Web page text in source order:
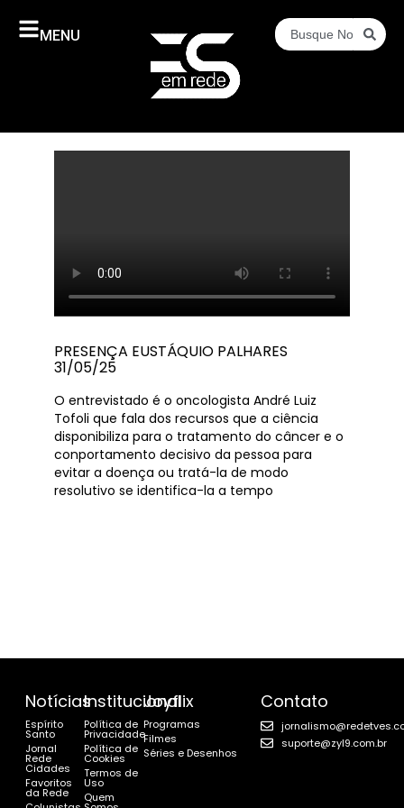
MENU
PRESENÇA EUSTÁQUIO PALHARES
31/05/25
O entrevistado é o oncologista André Luiz
Tofoli que fala dos recursos que a ciência
disponibiliza para o tratamento do câncer e o
conportamento decisivo da pessoa para
evitar a doença ou tratá-la de modo
resolutivo se identifica-la a tempo
Notícias
Espírito
Santo
Jornal
Rede
Cidades
Favoritos
da Rede
Institucional
Política de
Privacidade
Política de
Cookies
Termos de
Uso
Quem
Joyflix
Programas
Filmes
Séries e Desenhos
Contato
suporte@zyl9.com.br